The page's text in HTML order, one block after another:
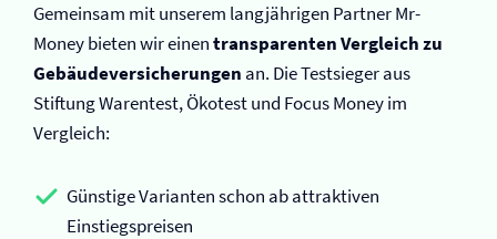
Gemeinsam mit unserem langjährigen Partner Mr-
Money bieten wir einentransparenten Vergleich zu
Gebäude­versicherungen an. Die Testsieger aus
Stiftung Warentest, Ökotest und Focus Money im
Vergleich:
Günstige Varianten schon ab attraktiven
Einstiegspreisen